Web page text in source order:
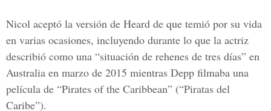
Nicol aceptó la versión de Heard de que temió por su vida
en varias ocasiones, incluyendo durante lo que la actriz
describió como una “situación de rehenes de tres días” en
Australia en marzo de 2015 mientras Depp filmaba una
película de “Pirates of the Caribbean” (“Piratas del
Caribe”).